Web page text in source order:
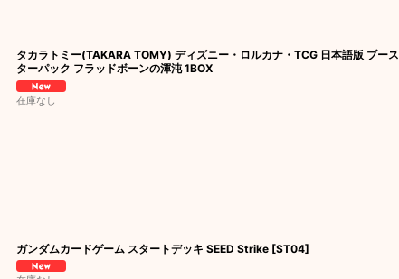
タカラトミー(TAKARA TOMY) ディズニー・ロルカナ・TCG 日本語版 ブース
ターパック フラッドボーンの渾沌 1BOX
在庫なし
ガンダムカードゲーム スタートデッキ SEED Strike [ST04]